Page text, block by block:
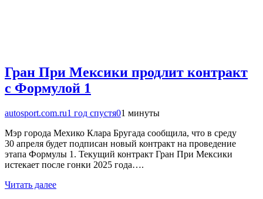
Гран При Мексики продлит контракт
с Формулой 1
autosport.com.ru1 год спустя01 минуты
Мэр города Мехико Клара Бругада сообщила, что в среду
30 апреля будет подписан новый контракт на проведение
этапа Формулы 1. Текущий контракт Гран При Мексики
истекает после гонки 2025 года….
Читать далее